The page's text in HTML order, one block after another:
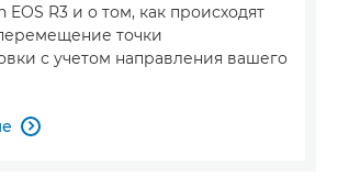
EOS R3 и о том, как происходят
точки
с учетом направления вашего
